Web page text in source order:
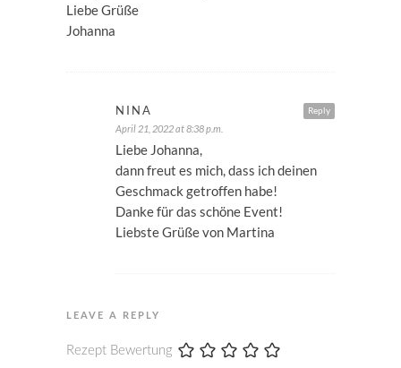
Liebe Grüße
Johanna
Reply
NINA
April 21, 2022 at 8:38 p.m.
Liebe Johanna,
dann freut es mich, dass ich deinen
Geschmack getroffen habe!
Danke für das schöne Event!
Liebste Grüße von Martina
LEAVE A REPLY
Rezept Bewertung